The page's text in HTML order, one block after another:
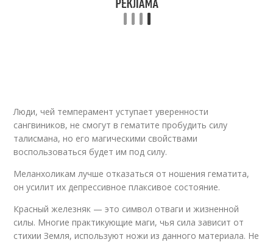
Люди, чей темперамент уступает уверенности
сангвиников, не смогут в гематите пробудить силу
талисмана, но его магическими свойствами
воспользоваться будет им под силу.
Меланхоликам лучше отказаться от ношения гематита,
он усилит их депрессивное плаксивое состояние.
Красный железняк — это символ отваги и жизненной
силы. Многие практикующие маги, чья сила зависит от
стихии Земля, используют ножи из данного материала. Не